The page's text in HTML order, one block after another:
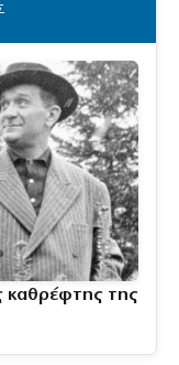
καθρέφτης της